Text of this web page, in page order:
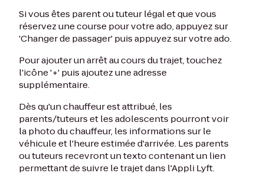
Si vous êtes parent ou tuteur légal et que vous
réservez une course pour votre ado, appuyez sur
'Changer de passager' puis appuyez sur votre ado.
Pour ajouter un arrêt au cours du trajet, touchez
l'icône '+' puis ajoutez une adresse
supplémentaire.
Dès qu'un chauffeur est attribué, les
parents/tuteurs et les adolescents pourront voir
la photo du chauffeur, les informations sur le
véhicule et l'heure estimée d'arrivée. Les parents
ou tuteurs recevront un texto contenant un lien
permettant de suivre le trajet dans l'Appli Lyft.